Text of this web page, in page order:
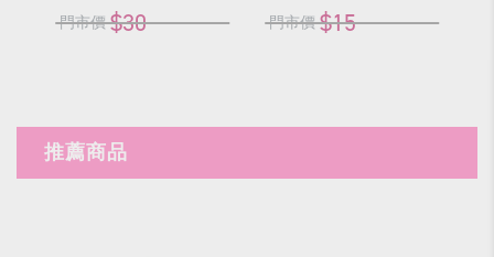
門市價 $30 門市價 $15
推薦商品